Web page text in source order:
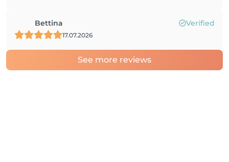
Bettina Verified
17.07.2026
See more reviews